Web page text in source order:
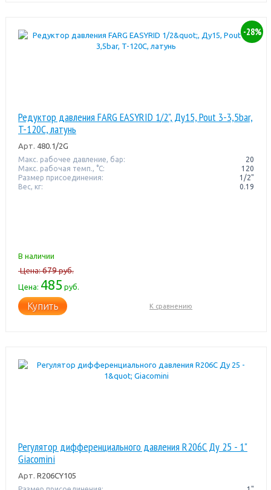
-28%
Редуктор давления FARG EASYRID 1/2", Ду15, Pout 3-3,5bar,
T-120C, латунь
Арт. 480.1/2G
Макс. рабочее давление, бар:
20
Макс. рабочая темп., °С:
120
Размер присоединения:
1/2"
Вес, кг:
0.19
В наличии
Цена:679руб.
Цена: 485руб.
Купить К сравнению
Регулятор дифференциального давления R206C Ду 25 - 1"
Giacomini
Арт. R206CY105